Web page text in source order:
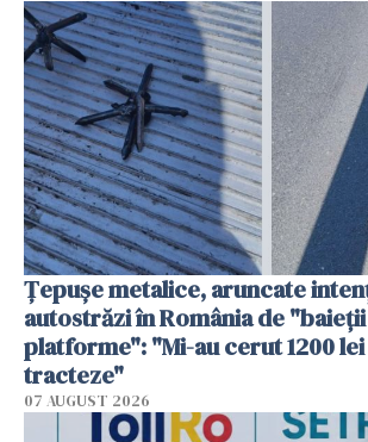
Țepușe metalice, aruncate
autostrăzi în România de
platforme": "Mi-au cerut 1200 lei
tracteze"
07 AUGUST 2026